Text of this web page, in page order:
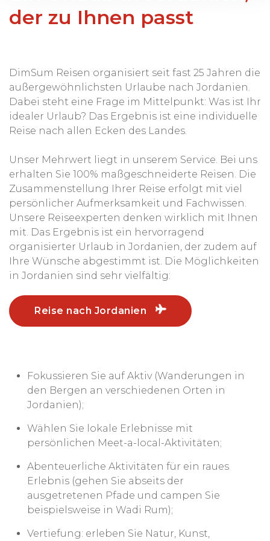
der zu Ihnen passt
DimSum Reisen organisiert seit fast 25 Jahren die
außergewöhnlichsten Urlaube nach Jordanien.
Dabei steht eine Frage im Mittelpunkt: Was ist Ihr
idealer Urlaub? Das Ergebnis ist eine individuelle
Reise nach allen Ecken des Landes.
Unser Mehrwert liegt in unserem Service. Bei uns
erhalten Sie 100% maßgeschneiderte Reisen. Die
Zusammenstellung Ihrer Reise erfolgt mit viel
persönlicher Aufmerksamkeit und Fachwissen.
Unsere Reiseexperten denken wirklich mit Ihnen
mit. Das Ergebnis ist ein hervorragend
organisierter Urlaub in Jordanien, der zudem auf
Ihre Wünsche abgestimmt ist. Die Möglichkeiten
in Jordanien sind sehr vielfältig:
Reise nach Jordanien
Fokussieren Sie auf Aktiv (Wanderungen in
den Bergen an verschiedenen Orten in
Jordanien);
Wählen Sie lokale Erlebnisse mit
persönlichen Meet-a-local-Aktivitäten;
Abenteuerliche Aktivitäten für ein raues
Erlebnis (gehen Sie abseits der
ausgetretenen Pfade und campen Sie
beispielsweise in Wadi Rum);
Vertiefung: erleben Sie Natur, Kunst,